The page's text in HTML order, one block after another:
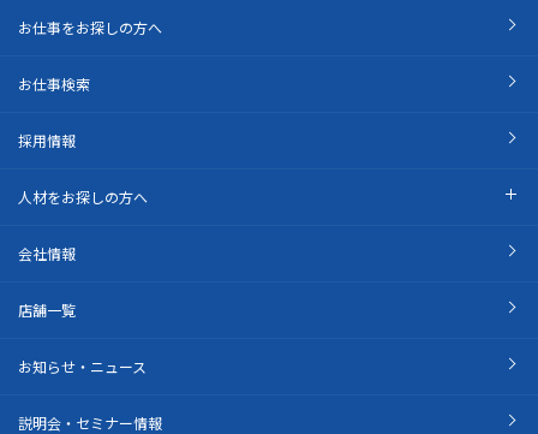
お仕事をお探しの方へ
お仕事検索
採用情報
人材をお探しの方へ
会社情報
店舗一覧
お知らせ・ニュース
説明会・セミナー情報